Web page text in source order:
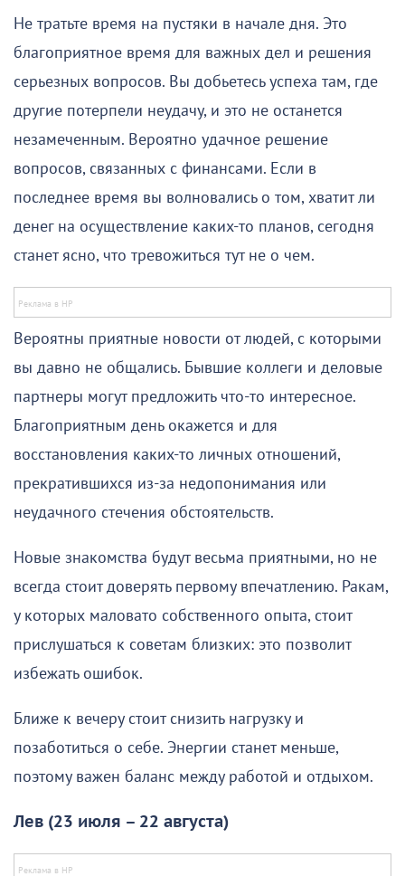
Не тратьте время на пустяки в начале дня. Это
благоприятное время для важных дел и решения
серьезных вопросов. Вы добьетесь успеха там, где
другие потерпели неудачу, и это не останется
незамеченным. Вероятно удачное решение
вопросов, связанных с финансами. Если в
последнее время вы волновались о том, хватит ли
денег на осуществление каких-то планов, сегодня
станет ясно, что тревожиться тут не о чем.
Вероятны приятные новости от людей, с которыми
вы давно не общались. Бывшие коллеги и деловые
партнеры могут предложить что-то интересное.
Благоприятным день окажется и для
восстановления каких-то личных отношений,
прекратившихся из-за недопонимания или
неудачного стечения обстоятельств.
Новые знакомства будут весьма приятными, но не
всегда стоит доверять первому впечатлению. Ракам,
у которых маловато собственного опыта, стоит
прислушаться к советам близких: это позволит
избежать ошибок.
Ближе к вечеру стоит снизить нагрузку и
позаботиться о себе. Энергии станет меньше,
поэтому важен баланс между работой и отдыхом.
Лев (23 июля – 22 августа)